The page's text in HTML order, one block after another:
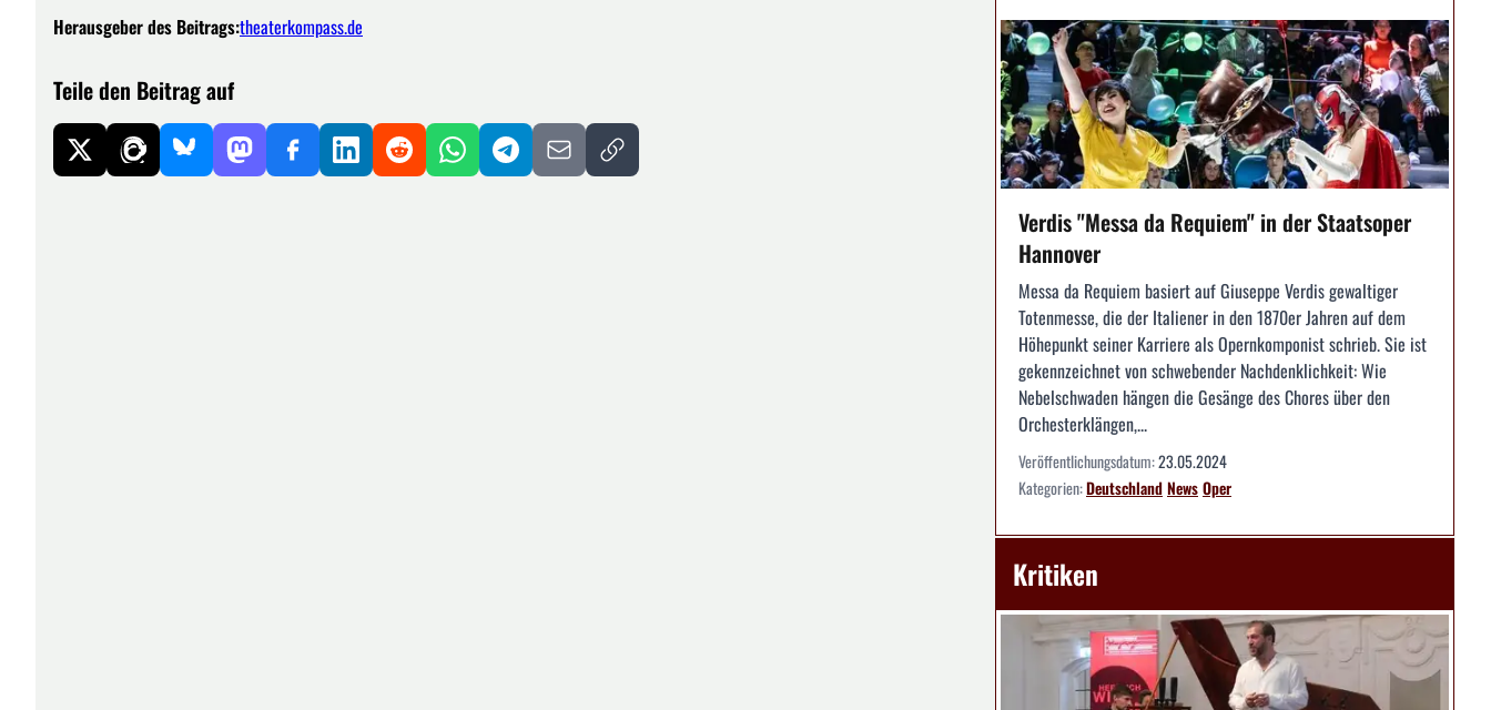
Herausgeber des Beitrags:theaterkompass.de
Teile den Beitrag auf
Verdis "Messa da Requiem" in der Staatsoper
Hannover
Messa da Requiem basiert auf Giuseppe Verdis gewaltiger
Totenmesse, die der Italiener in den 1870er Jahren auf dem
Höhepunkt seiner Karriere als Opernkomponist schrieb. Sie ist
gekennzeichnet von schwebender Nachdenklichkeit: Wie
Nebelschwaden hängen die Gesänge des Chores über den
Orchesterklängen,...
Veröffentlichungsdatum:23.05.2024
Kategorien:DeutschlandNewsOper
Kritiken